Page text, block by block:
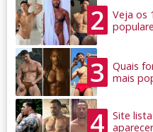
2
Veja os
3
Quais
mais
4
Site